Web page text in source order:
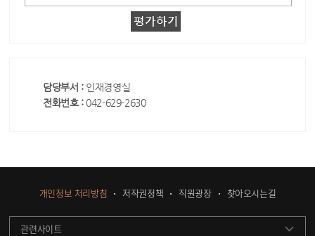
담당부서 : 인재경영실
전화번호 : 042-629-2630
개인정보 처리방침 저작권정책 직원광장 찾아오시는길
관련사이트